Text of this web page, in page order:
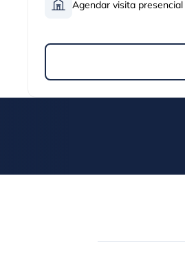
Agendar visita presencial